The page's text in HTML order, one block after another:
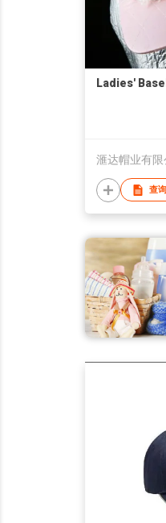
Ladies'
滙达帽业有限
查询